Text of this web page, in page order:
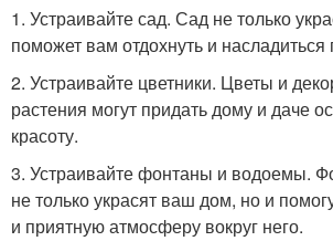
1. Устраивайте сад. Сад не только
поможет вам отдохнуть и насладиться
2. Устраивайте цветники. Цветы и
растения могут придать дому и даче
красоту.
3. Устраивайте фонтаны и водоемы.
не только украсят ваш дом, но и
и приятную атмосферу вокруг него.